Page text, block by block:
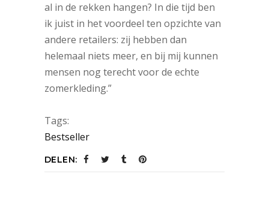
al in de rekken hangen? In die tijd ben
ik juist in het voordeel ten opzichte van
andere retailers: zij hebben dan
helemaal niets meer, en bij mij kunnen
mensen nog terecht voor de echte
zomerkleding.”
Tags:
Bestseller
DELEN: